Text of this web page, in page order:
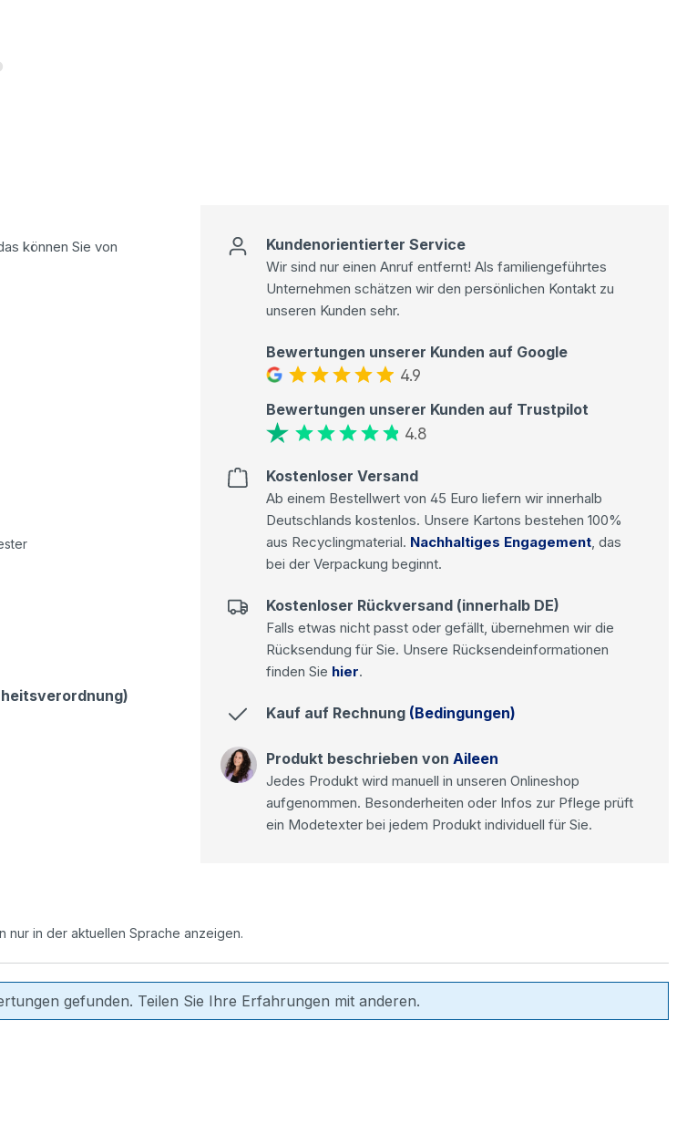
können Sie von
Kundenorientierter Service
Wir sind nur einen Anruf entfernt! Als familiengeführtes
Unternehmen schätzen wir den persönlichen Kontakt zu
unseren Kunden sehr.
Bewertungen unserer Kunden auf Google
4.9
Bewertungen unserer Kunden auf Trustpilot
4.8
Kostenloser Versand
Ab einem Bestellwert von 45 Euro liefern wir innerhalb
Deutschlands kostenlos. Unsere Kartons bestehen 100%
aus Recyclingmaterial. Nachhaltiges Engagement, das
bei der Verpackung beginnt.
Kostenloser Rückversand (innerhalb DE)
Falls etwas nicht passt oder gefällt, übernehmen wir die
Rücksendung für Sie. Unsere Rücksendeinformationen
finden Sie hier.
Kauf auf Rechnung (Bedingungen)
Produkt beschrieben von Aileen
Jedes Produkt wird manuell in unseren Onlineshop
aufgenommen. Besonderheiten oder Infos zur Pflege prüft
ein Modetexter bei jedem Produkt individuell für Sie.
nur in der aktuellen Sprache anzeigen.
gefunden. Teilen Sie Ihre Erfahrungen mit anderen.